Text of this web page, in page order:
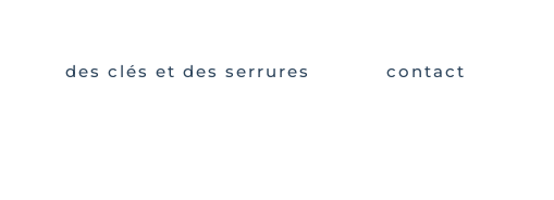
des clés et des serrures contact